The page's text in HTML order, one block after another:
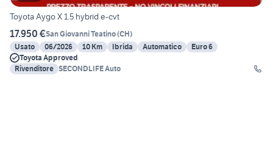
Toyota Aygo X 1.5 hybrid e-cvt
17.950 €San Giovanni Teatino(CH)
Usato
06/2026 10 Km Ibrida Automatico
Euro 6
Toyota Approved
Rivenditore SECONDLIFE Auto